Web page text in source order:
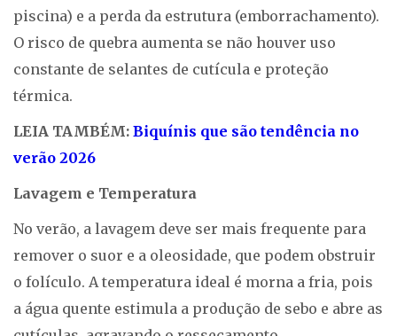
piscina) e a perda da estrutura (emborrachamento).
O risco de quebra aumenta se não houver uso
constante de selantes de cutícula e proteção
térmica.
LEIA TAMBÉM: Biquínis que são tendência no
verão 2026
Lavagem e Temperatura
No verão, a lavagem deve ser mais frequente para
remover o suor e a oleosidade, que podem obstruir
o folículo. A temperatura ideal é morna a fria, pois
a água quente estimula a produção de sebo e abre as